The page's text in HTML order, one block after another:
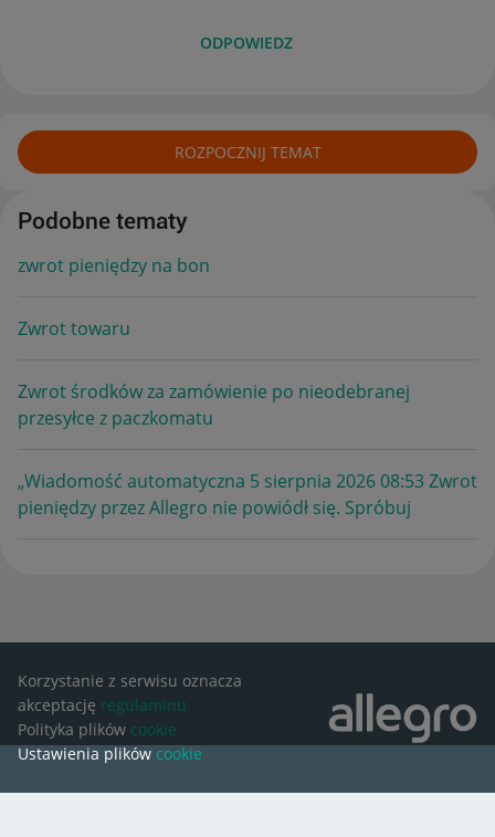
ODPOWIEDZ
ROZPOCZNIJ TEMAT
Podobne tematy
zwrot pieniędzy na bon
Zwrot towaru
Zwrot środków za zamówienie po nieodebranej
przesyłce z paczkomatu
„Wiadomość automatyczna 5 sierpnia 2026 08:53 Zwrot
pieniędzy przez Allegro nie powiódł się. Spróbuj
Korzystanie z serwisu oznacza
akceptację regulaminu
Polityka plików cookie
Ustawienia plików cookie